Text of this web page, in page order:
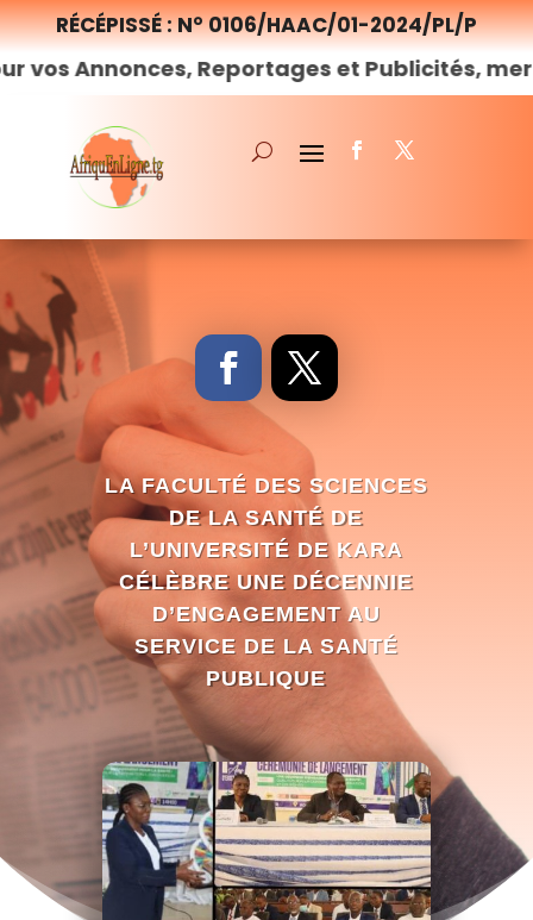
RÉCÉPISSÉ : N° 0106/HAAC/01-2024/PL/P
Reportages et Publicités, merci de
LA FACULTÉ DES SCIENCES
DE LA SANTÉ DE
L’UNIVERSITÉ DE KARA
CÉLÈBRE UNE DÉCENNIE
D’ENGAGEMENT AU
SERVICE DE LA SANTÉ
PUBLIQUE